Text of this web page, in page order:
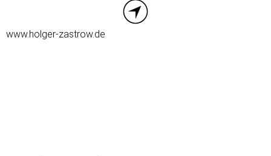
www.holger-zastrow.de